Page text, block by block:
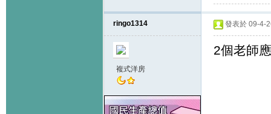
ringo1314
複式洋房
發表於 09-4-
2個老師